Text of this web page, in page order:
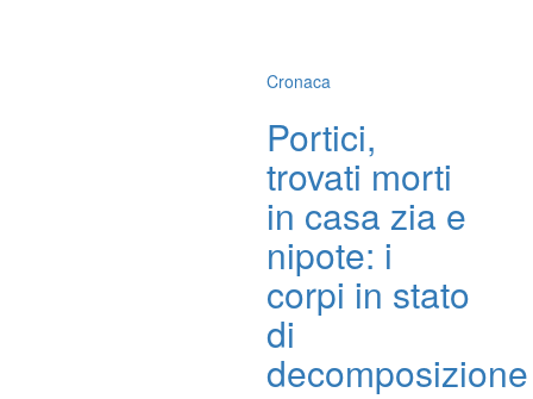
Cronaca
Portici,
trovati morti
in casa zia e
nipote: i
corpi in stato
di
decomposizione